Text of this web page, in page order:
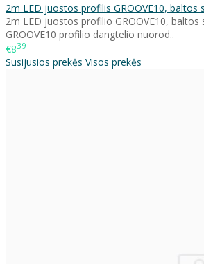
2m LED juostos profilis GROOVE10, baltos
2m LED juostos profilio GROOVE10, baltos
GROOVE10 profilio dangtelio nuorod..
€839
Susijusios prekės Visos prekės